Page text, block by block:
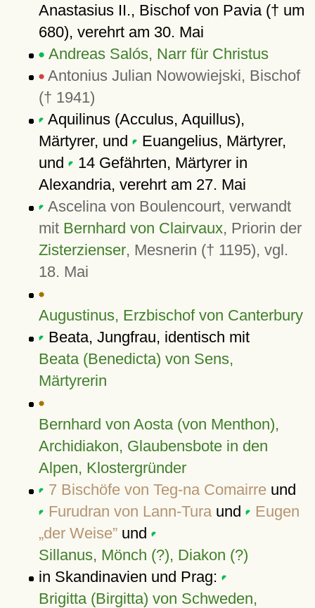
Anastasius II., Bischof von Pavia († um
680), verehrt am 30. Mai
Andreas Salós, Narr für Christus
Antonius Julian Nowowiejski, Bischof
(† 1941)
Aquilinus (Acculus, Aquillus),
Märtyrer, und
Euangelius, Märtyrer,
und
14 Gefährten, Märtyrer in
Alexandria, verehrt am 27. Mai
Ascelina von Boulencourt, verwandt
mit Bernhard von Clairvaux, Priorin der
Zisterzienser, Mesnerin († 1195), vgl.
18. Mai
Augustinus, Erzbischof von Canterbury
Beata, Jungfrau, identisch mit
Beata (Benedicta) von Sens,
Märtyrerin
Bernhard von Aosta (von Menthon),
Archidiakon, Glaubensbote in den
Alpen, Klostergründer
7 Bischöfe von Teg-na Comairreund
Furudran von Lann-Turaund
Eugen
der Weise und
Sillanus, Mönch (?), Diakon (?)
in Skandinavien und Prag:
Brigitta (Birgitta) von Schweden,